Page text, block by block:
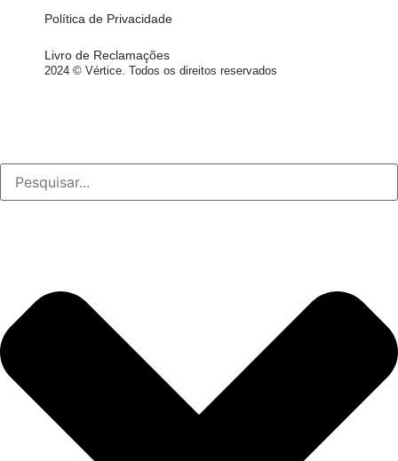
2024 © Vértice. Todos os direitos reservados
Política de Privacidade
Livro de Reclamações